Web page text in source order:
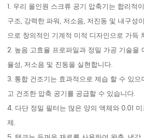
1. 우리 올인원 스크류 공기 압축기는 합리적
구조, 강력한 파워, 저소음, 저진동 및 내구성
으로 창의적인 기계적 미적 디자인으로 가득
2. 높음 고효율 프로파일과 정밀 가공 기술을
율성, 저소음 및 진동을 실현합니다.
3. 통합 건조기는 효과적으로 제습 할 수 있
고 건조한 압축 공기를 공급할 수 있습니다.
4. 다단 정밀 필터는 많은 양의 액체와 0.01
제.